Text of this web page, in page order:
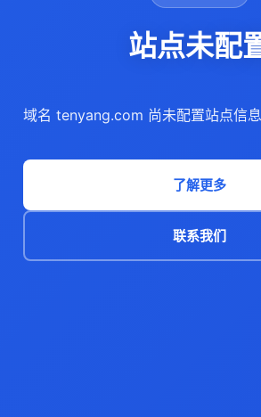
站点未配
域名 tenyang.com 尚未配置站点信息
了解更多
联系我们